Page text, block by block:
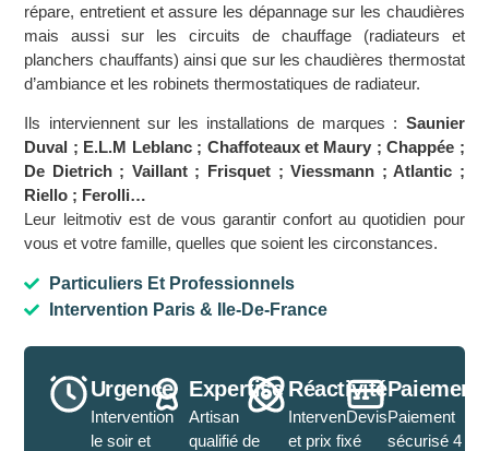
répare, entretient et assure les dépannage sur les chaudières
mais aussi sur les circuits de chauffage (radiateurs et
planchers chauffants) ainsi que sur les chaudières thermostat
d’ambiance et les robinets thermostatiques de radiateur.
Ils interviennent sur les installations de marques : Saunier
Duval ; E.L.M Leblanc ; Chaffoteaux et Maury ; Chappée ;
De Dietrich ; Vaillant ; Frisquet ; Viessmann ; Atlantic ;
Riello ; Ferolli…
Leur leitmotiv est de vous garantir confort au quotidien pour
vous et votre famille, quelles que soient les circonstances.
Particuliers Et Professionnels
Intervention Paris & Ile-De-France
Urgence
Intervention
le soir et
Expertise
Artisan
qualifié de
Réactivité
IntervenDevis
et prix fixé
Paiement
Paiement
sécurisé 4